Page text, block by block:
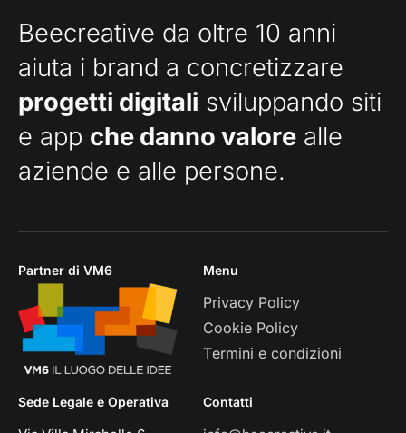
Beecreative da oltre 10 anni
aiuta i brand a concretizzare
progetti digitali sviluppando siti
e app che danno valore alle
aziende e alle persone.
Partner di VM6 Menu
Privacy Policy
Cookie Policy
Termini e condizioni
Sede Legale e Operativa Contatti